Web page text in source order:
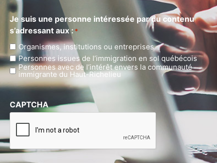
Je suis une personne intéressée par du contenu
s’adressant aux : *
Organismes, institutions ou entreprises
Personnes issues de l’immigration en sol québécois
Personnes avec de l’intérêt envers la communauté
immigrante du Haut-Richelieu
CAPTCHA